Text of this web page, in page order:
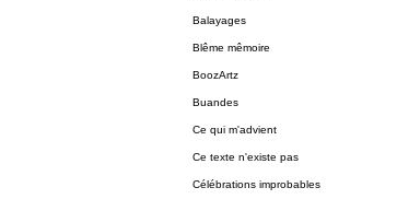
Balayages
Blême mêmoire
BoozArtz
Buandes
Ce qui m'advient
Ce texte n'existe pas
Célébrations improbables